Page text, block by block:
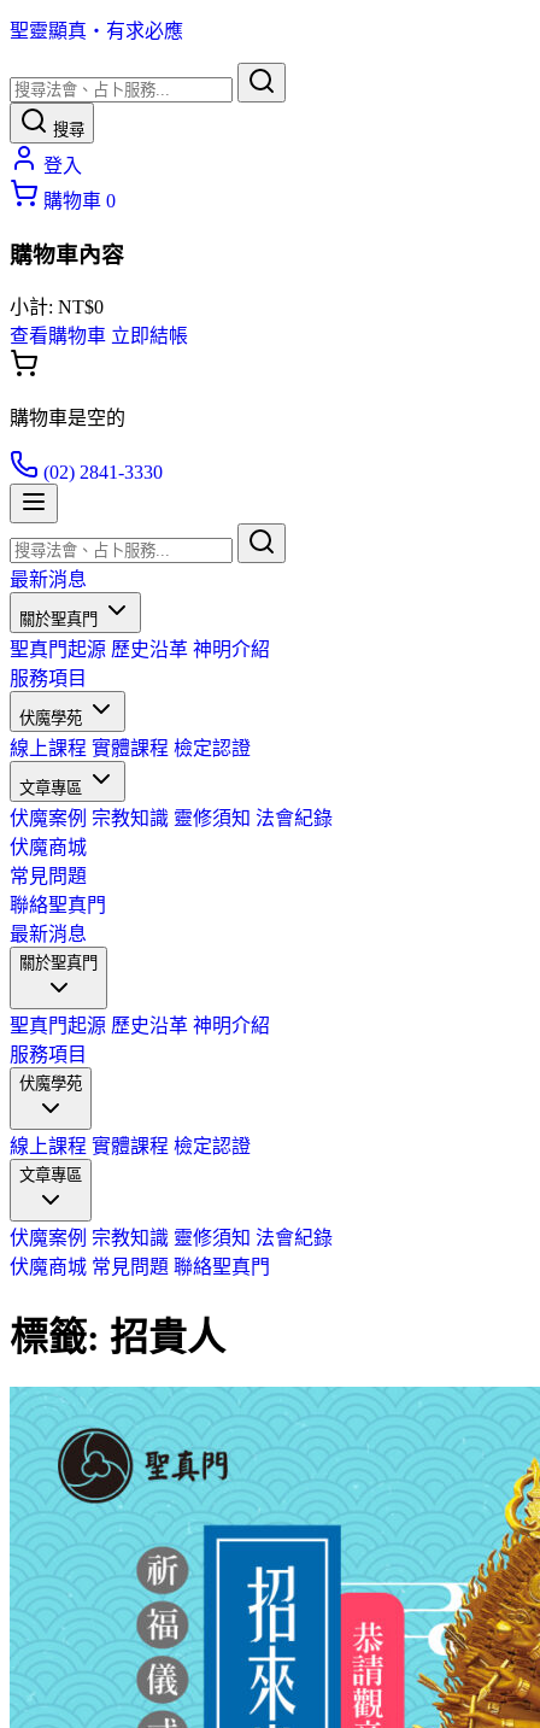
聖靈顯真・有求必應
搜尋
登入
購物車 0
購物車內容
小計: NT$0
查看購物車 立即結帳
購物車是空的
(02) 2841-3330
最新消息
關於聖真門
聖真門起源 歷史沿革 神明介紹
服務項目
伏魔學苑
線上課程 實體課程 檢定認證
文章專區
伏魔案例 宗教知識 靈修須知 法會紀錄
伏魔商城
常見問題
聯絡聖真門
最新消息
關於聖真門
聖真門起源 歷史沿革 神明介紹
服務項目
伏魔學苑
線上課程 實體課程 檢定認證
文章專區
伏魔案例 宗教知識 靈修須知 法會紀錄
伏魔商城 常見問題 聯絡聖真門
標籤: 招貴人